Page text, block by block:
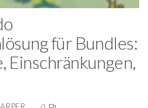
für Bundles:
Einschränkungen,